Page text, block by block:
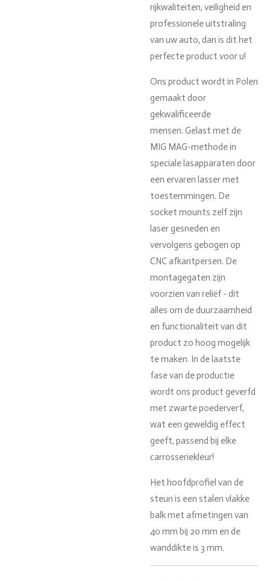
rijkwaliteiten, veiligheid en
professionele uitstraling
van uw auto, dan is dit het
perfecte product voor u!
Ons product wordt in Polen
gemaakt door
gekwalificeerde
mensen. Gelast met de
MIG MAG-methode in
speciale lasapparaten door
een ervaren lasser met
toestemmingen. De
socket mounts zelf zijn
laser gesneden en
vervolgens gebogen op
CNC afkantpersen. De
montagegaten zijn
voorzien van reliëf - dit
alles om de duurzaamheid
en functionaliteit van dit
product zo hoog mogelijk
te maken. In de laatste
fase van de productie
wordt ons product geverfd
met zwarte poederverf,
wat een geweldig effect
geeft, passend bij elke
carrosseriekleur!
Het hoofdprofiel van de
steun is een stalen vlakke
balk met afmetingen van
40 mm bij 20 mm en de
wanddikte is 3 mm.